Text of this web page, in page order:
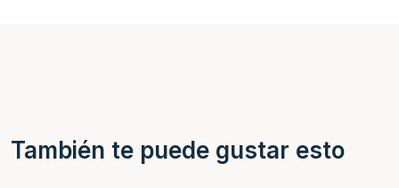
También te puede gustar esto